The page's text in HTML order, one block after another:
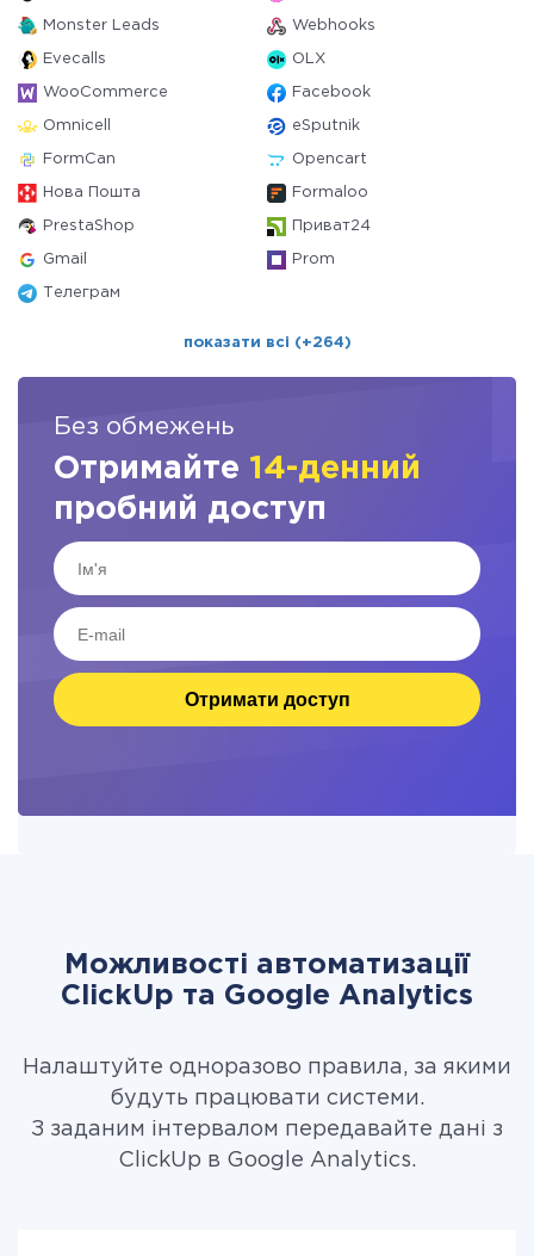
Monster Leads Webhooks
Evecalls OLX
WooCommerce Facebook
Omnicell eSputnik
FormCan Opencart
Нова Пошта Formaloo
PrestaShop Приват24
Gmail Prom
Телеграм
показати всі (+264)
Без обмежень
Отримайте 14-денний
пробний доступ
Отримати доступ
Можливості автоматизації
ClickUp та Google Analytics
Налаштуйте одноразово правила, за якими
будуть працювати системи.
З заданим інтервалом передавайте дані з
ClickUp в Google Analytics.